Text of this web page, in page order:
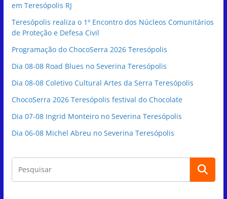
em Teresópolis RJ
Teresópolis realiza o 1º Encontro dos Núcleos Comunitários
de Proteção e Defesa Civil
Programação do ChocoSerra 2026 Teresópolis
Dia 08-08 Road Blues no Severina Teresópolis
Dia 08-08 Coletivo Cultural Artes da Serra Teresópolis
ChocoSerra 2026 Teresópolis festival do Chocolate
Dia 07-08 Ingrid Monteiro no Severina Teresópolis
Dia 06-08 Michel Abreu no Severina Teresópolis